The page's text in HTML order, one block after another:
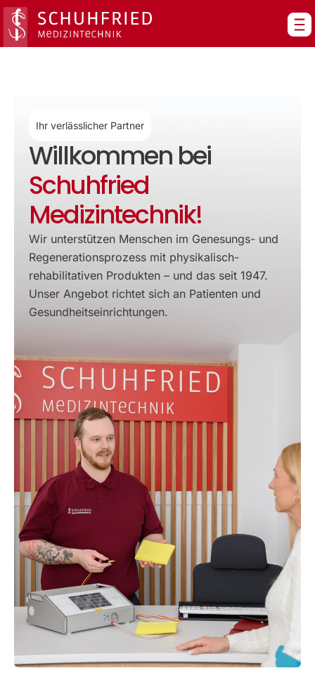
Zum
Inhalt
springen
Ihr verlässlicher Partner
Willkommen bei
Schuhfried
Medizintechnik!
Wir unterstützen Menschen im Genesungs- und
Regenerationsprozess mit physikalisch-
rehabilitativen Produkten – und das seit 1947.
Unser Angebot richtet sich an Patienten und
Gesundheitseinrichtungen.